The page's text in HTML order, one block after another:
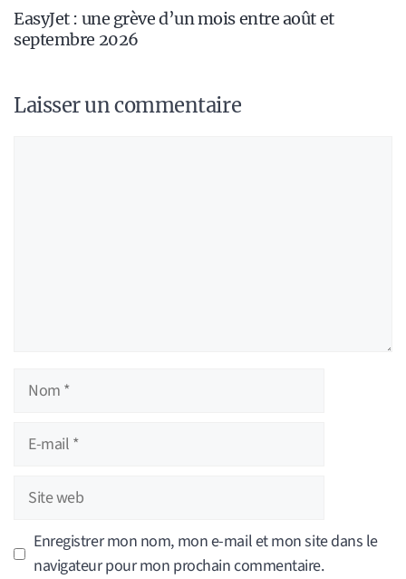
EasyJet : une grève d’un mois entre août et
septembre 2026
Laisser un commentaire
Nom
Site
web
Enregistrer mon nom, mon e-mail et mon site dans le
navigateur pour mon prochain commentaire.